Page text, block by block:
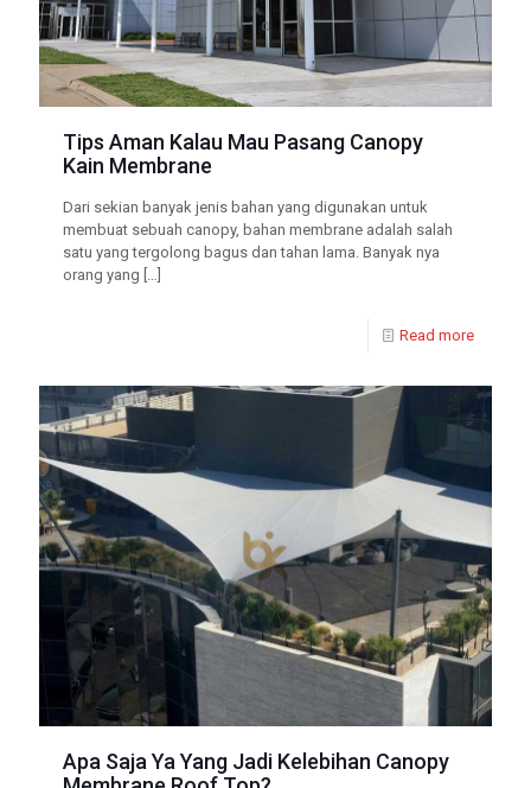
Tips Aman Kalau Mau Pasang Canopy
Kain Membrane
Dari sekian banyak jenis bahan yang digunakan untuk
membuat sebuah canopy, bahan membrane adalah salah
satu yang tergolong bagus dan tahan lama. Banyak nya
orang yang […]
Read more
Apa Saja Ya Yang Jadi Kelebihan Canopy